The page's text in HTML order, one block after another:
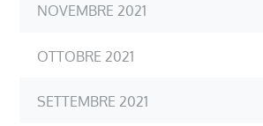
NOVEMBRE 2021
OTTOBRE 2021
SETTEMBRE 2021